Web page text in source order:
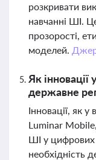
розкривати
навчанні ШІ.
прозорості,
моделей.
Як інновації
державне
Інновації, як
Luminar
ШІ у цифрових
необхідність